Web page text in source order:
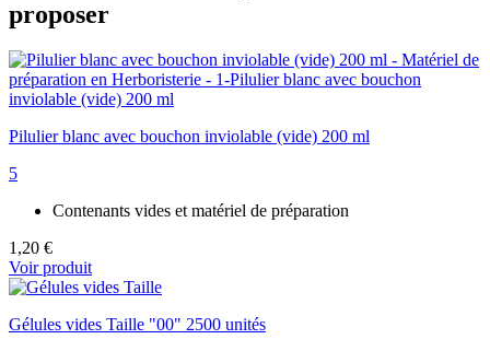
proposer
Pilulier blanc avec bouchon inviolable (vide) 200 ml
5
Contenants vides et matériel de préparation
1,20 €
Voir produit
Gélules vides Taille "00" 2500 unités